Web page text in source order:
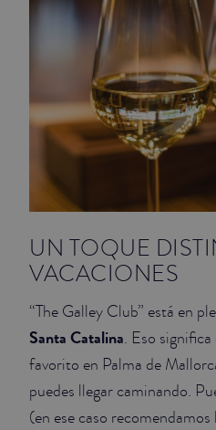
UN TOQUE
VACACIONES
“The Galley Club” está en
Santa Catalina. Eso
favorito en Palma de
puedes llegar caminando.
(en ese caso